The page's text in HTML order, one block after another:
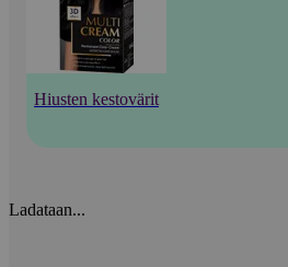
Hiusten kestovärit
Ladataan...